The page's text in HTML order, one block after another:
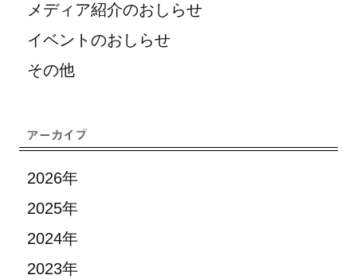
メディア紹介のおしらせ
イベントのおしらせ
その他
2026年
2025年
2024年
2023年